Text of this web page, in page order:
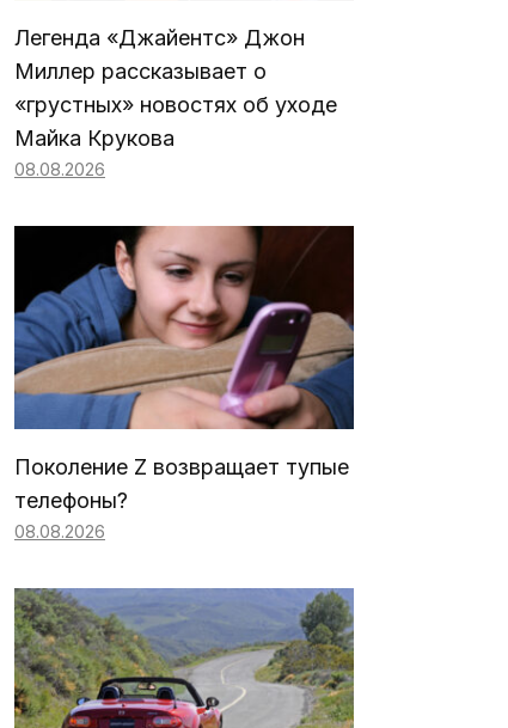
Легенда «Джайентс» Джон
Миллер рассказывает о
«грустных» новостях об уходе
Майка Крукова
08.08.2026
Поколение Z возвращает тупые
телефоны?
08.08.2026